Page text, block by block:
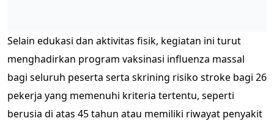
Selain edukasi dan aktivitas fisik, kegiatan ini turut
menghadirkan program vaksinasi influenza massal
bagi seluruh peserta serta skrining risiko stroke bagi 26
pekerja yang memenuhi kriteria tertentu, seperti
berusia di atas 45 tahun atau memiliki riwayat penyakit